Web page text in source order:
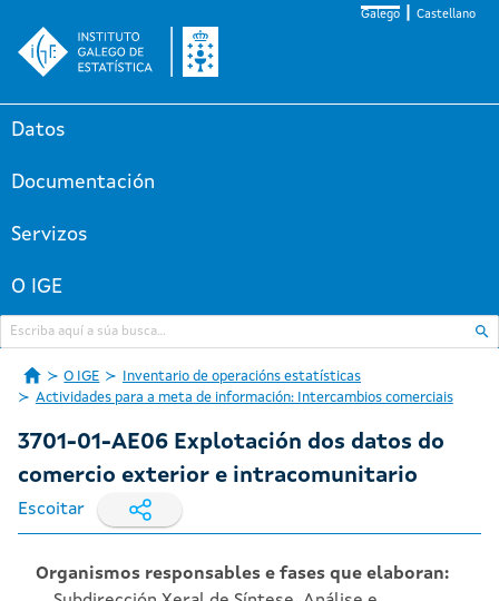
Galego Castellano
Datos
Documentación
Servizos
O IGE
O IGE
Inventario de operacións estatísticas
Actividades para a meta de información: Intercambios comerciais
3701-01-AE06 Explotación dos datos do
comercio exterior e intracomunitario
Escoitar
Organismos responsables e fases que elaboran: